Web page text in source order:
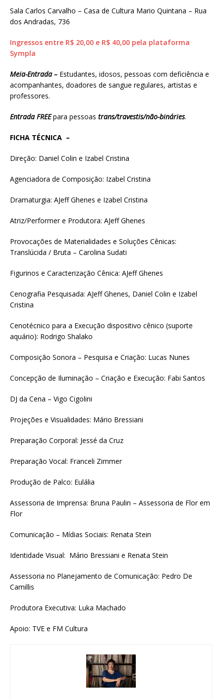
Sala Carlos Carvalho – Casa de Cultura Mario Quintana – Rua
dos Andradas, 736
Ingressos entre R$ 20,00 e R$ 40,00 pela plataforma
Sympla
Meia-Entrada – Estudantes, idosos, pessoas com deficiência e
acompanhantes, doadores de sangue regulares, artistas e
professores.
Entrada FREEpara pessoas trans/travestis/não-bináries.
FICHA TÉCNICA –
Direção: Daniel Colin e Izabel Cristina
Agenciadora de Composição: Izabel Cristina
Dramaturgia: AJeff Ghenes e Izabel Cristina
Atriz/Performer e Produtora: AJeff Ghenes
Provocações de Materialidades e Soluções Cênicas:
Translúcida / Bruta – Carolina Sudati
Figurinos e Caracterização Cênica: AJeff Ghenes
Cenografia Pesquisada: AJeff Ghenes, Daniel Colin e Izabel
Cristina
Cenotécnico para a Execução dispositivo cênico (suporte
aquário): Rodrigo Shalako
Composição Sonora – Pesquisa e Criação: Lucas Nunes
Concepção de Iluminação – Criação e Execução: Fabi Santos
DJ da Cena – Vigo Cigolini
Projeções e Visualidades: Mário Bressiani
Preparação Corporal: Jessé da Cruz
Preparação Vocal: Franceli Zimmer
Produção de Palco: Eulália
Assessoria de Imprensa: Bruna Paulin – Assessoria de Flor em
Flor
Comunicação – Mídias Sociais: Renata Stein
Identidade Visual: Mário Bressiani e Renata Stein
Assessoria no Planejamento de Comunicação: Pedro De
Camillis
Produtora Executiva: Luka Machado
Apoio: TVE e FM Cultura